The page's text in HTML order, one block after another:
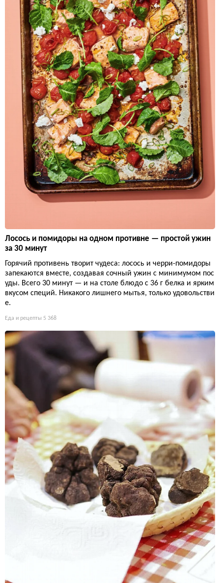
Лосось и помидоры на одном противне — простой ужин
за 30 минут
Горячий противень творит чудеса: лосось и черри-помидоры
запекаются вместе, создавая сочный ужин с минимумом пос
уды. Всего 30 минут — и на столе блюдо с 36 г белка и ярким
вкусом специй. Никакого лишнего мытья, только удовольстви
е.
Еда и рецепты 5 368